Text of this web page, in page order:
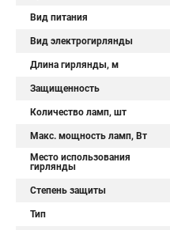
Вид питания
Вид электрогирлянды
Длина гирлянды, м
Защищенность
Количество ламп, шт
Макс. мощность ламп, Вт
Место использования
гирлянды
Степень защиты
Тип